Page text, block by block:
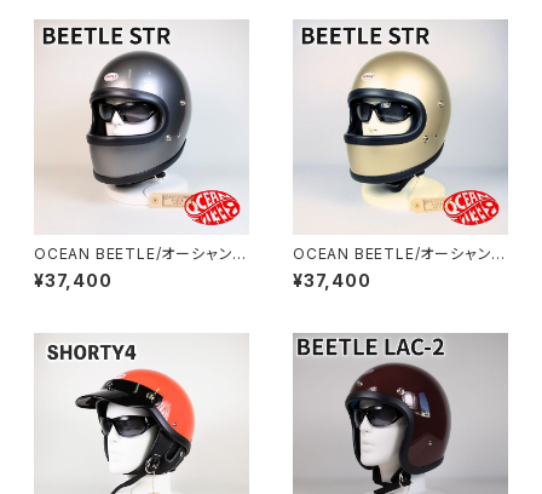
OCEAN BEETLE/オーシャンビ
ートル/STR/エスティアール/ス
ペースグレイ/ビートル/ヘルメッ
¥37,400
OCEAN BEETLE/オーシャンビ
ートル/STR/エスティアール//ビ
ートル/シャンパンゴールド/ヘル
¥37,400